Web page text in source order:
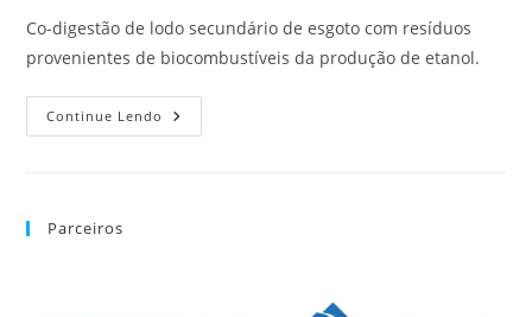
Co-digestão de lodo secundário de esgoto com resíduos
provenientes de biocombustíveis da produção de etanol.
Continue Lendo
Parceiros